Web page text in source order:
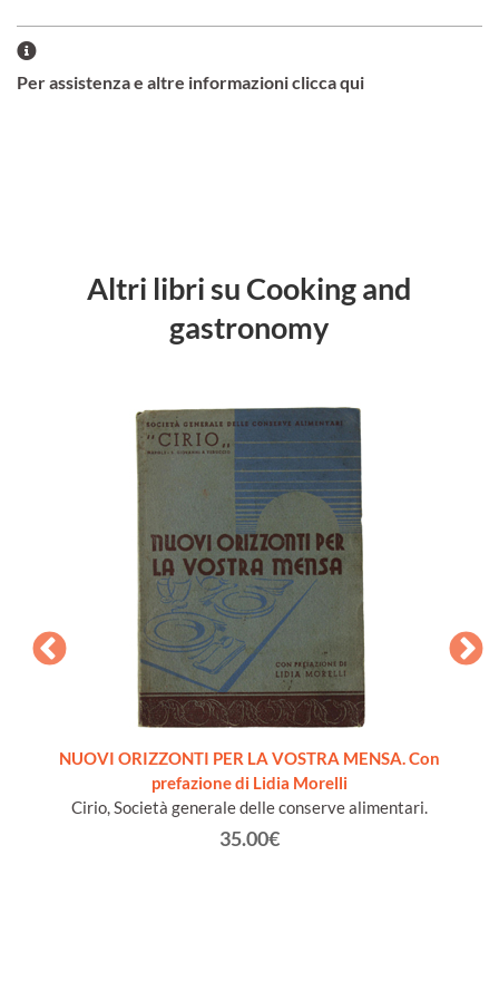
Per assistenza e altre informazioni clicca qui
Altri libri su Cooking and
gastronomy
NUOVI ORIZZONTI PER LA VOSTRA MENSA. Con
prefazione di Lidia Morelli
Cirio, Società generale delle conserve alimentari.
35.00€